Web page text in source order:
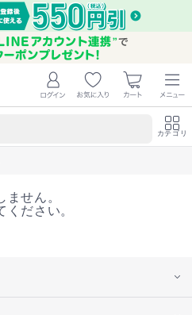
カテゴリ
せん。
ださい。